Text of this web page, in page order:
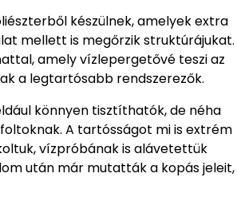
készülnek, amelyek extra
mellett is megőrzik struktúrájukat.
amely vízlepergetővé teszi az
a legtartósabb rendszerezők.
könnyen tisztíthatók, de néha
A tartósságot mi is extrém
vízpróbának is alávetettük
után már mutatták a kopás jeleit,